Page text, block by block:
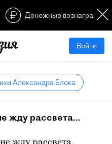
Денежные
Войти
Александра Блока
жду рассвета...